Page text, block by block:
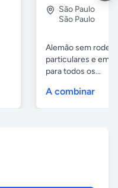
São Paulo
São Paulo
Alemão sem
particulares e em
para todos os...
A combinar